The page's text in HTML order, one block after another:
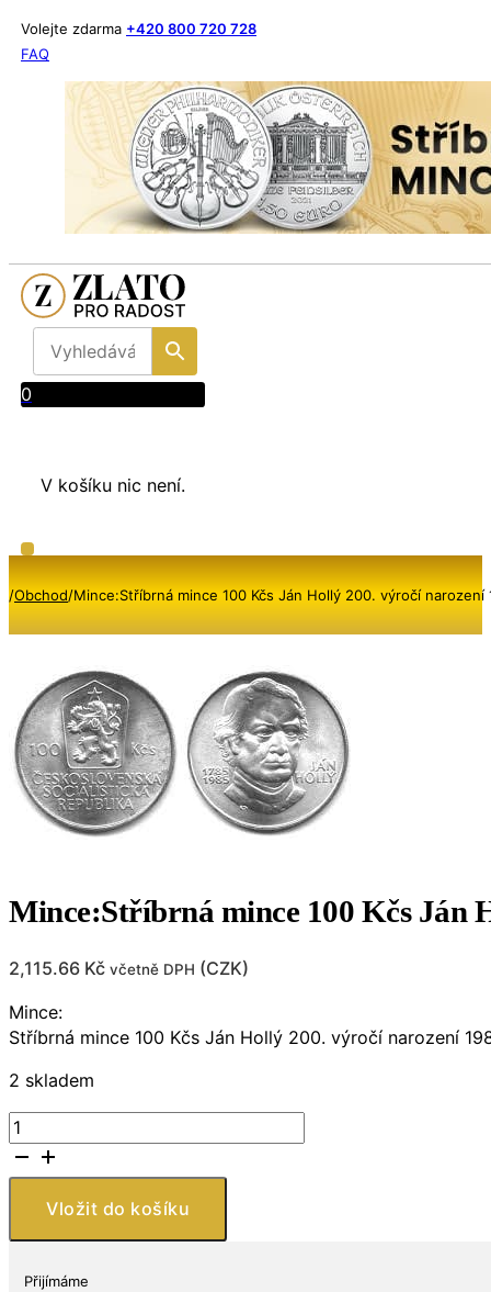
Volejte zdarma +420 800 720 728
FAQ
0
V košíku nic není.
/Obchod/Mince:Stříbrná mince 100 Kčs Ján Hollý 200. výročí narození
Mince:Stříbrná mince 100 Kčs Ján
2,115.66 Kč včetně DPH (CZK)
Mince:
Stříbrná mince 100 Kčs Ján Hollý 200. výročí narození
2 skladem
Mince:Stříbrná
mince
100
Hollý
200.
Vložit do košíku
Přijímáme